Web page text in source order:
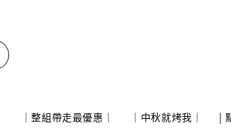
｜整組帶走最優惠｜ ｜中秋就烤我｜ |